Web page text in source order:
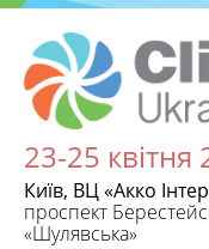
23-25 квітня
Київ, ВЦ «Акко
проспект
«Шулявська»